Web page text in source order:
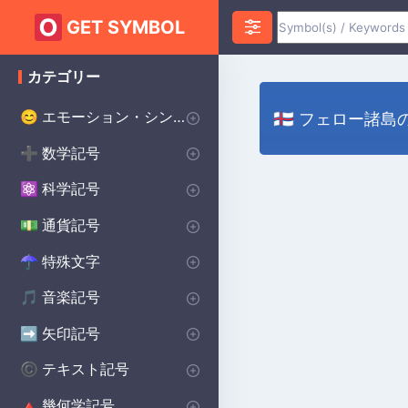
GET SYMBOL
🇫🇴 フェロー諸島
カテゴリー
😊 エモーション・シンボル
♥ ハートのシンボル
❤️ 愛のシンボル
😡 怒りのシンボル
😰 不安のシンボル
😀 ハッピーシンボル
😰 悲しいシンボル
😲 サプライズシンボル
😨 恐怖のシンボル
😊 スマイリーシンボル
💌 誓いのシンボル
🔴 幸運のシンボル
➕ 数学記号
♾️ インフィニティ・シンボル
∑ 代数記号
⌀ 幾何学記号
π 円周率記号
Δ デルタ記号
√ 平方根記号
α アルファシンボル
> より大きい記号
< より小さい記号
Σ シグマシンボル
± プラスマイナス記号
÷ 除算記号
λ ラムダ記号
P(A)統計記号
∑ 合計記号
⚛️ 科学記号
Ac 化学記号
β 物理記号
Θ シータ記号
° 度記号
Ω オメガシンボル
⚯ 生物学の記号
💵 通貨記号
$ 世界の主要通貨
¢ セント記号
£ ポンド通貨記号
¥ 日本円 通貨記号
☂︎ 特殊文字
: 句読点
⚜ 装飾的なシンボル
• ドット記号
☮️ プリンスシンボル
⚔️ ベルセルクのシンボル
⚔️ バイキングのシンボル
🔨 溶接記号
🏫 学校のシンボル
⭐ スター・ウォーズのシンボル
ॐ ヒンドゥー教のシンボル
☯️ 異教のシンボル
🎵 音楽記号
♩ 備考 記号
♯ 記号
🎵 休符記号
🎼 音楽記号を繰り返す
➡️ 矢印記号
➡️ 方向矢印
↓ 下矢印記号
→ 右矢印記号
↑ 上矢印記号
^ キャレット矢印記号
©️ テキスト記号
©️ 著作権シンボル
♀ 女性のシンボル
❤️ 美的シンボル
♂ 男性のシンボル
🦇 バットマンのシンボル
Ⓐ 無政府主義のシンボル
✝️ 十字のシンボル
¶ 段落記号
🚗 車のシンボル
🧩 自閉症のシンボル
☘️ ケルトのシンボル
🍽️ 食器洗い機の記号
🔮 ハリー・ポッターのシンボル
🔨 北欧のシンボル
🐉 保護シンボル